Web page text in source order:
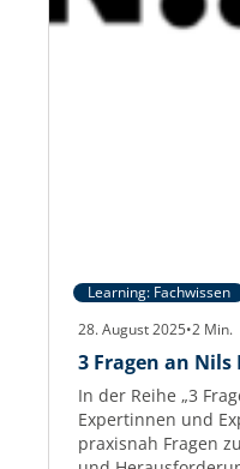
Learning: Fachwissen
28. August 2025•2 Min.
3 Fragen an
In der Reihe „3
Expertinnen und
praxisnah Fragen